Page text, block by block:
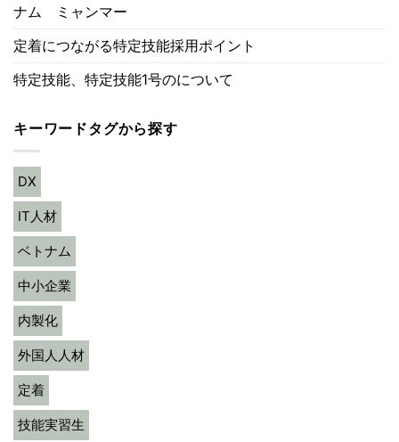
ナム ミャンマー
定着につながる特定技能採用ポイント
特定技能、特定技能1号のについて
キーワードタグから探す
DX
IT人材
ベトナム
中小企業
内製化
外国人人材
定着
技能実習生